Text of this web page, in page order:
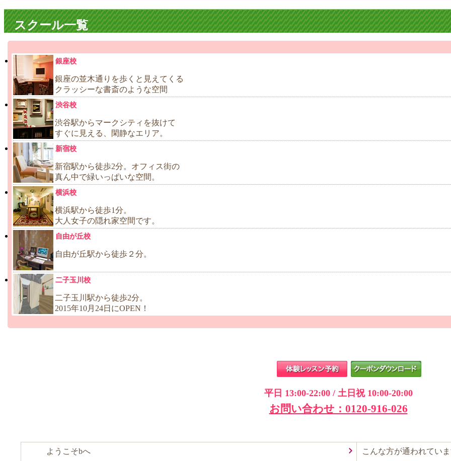
スクール一覧
銀座校
銀座の並木通りを歩くと見えてくる
クラッシーな書斎のような空間
渋谷校
渋谷駅からマークシティを抜けて
すぐに見える、閑静なエリア。
新宿校
新宿駅から徒歩2分。オフィス街の
真ん中で緑いっぱいな空間。
横浜校
横浜駅から徒歩1分。
大人女子の隠れ家空間です。
自由が丘校
自由が丘駅から徒歩２分。
二子玉川校
二子玉川駅から徒歩2分。
2015年10月24日にOPEN！
平日 13:00-22:00 / 土日祝 10:00-20:00
お問い合わせ：0120-916-026
ようこそbへ こんな方が通われてい